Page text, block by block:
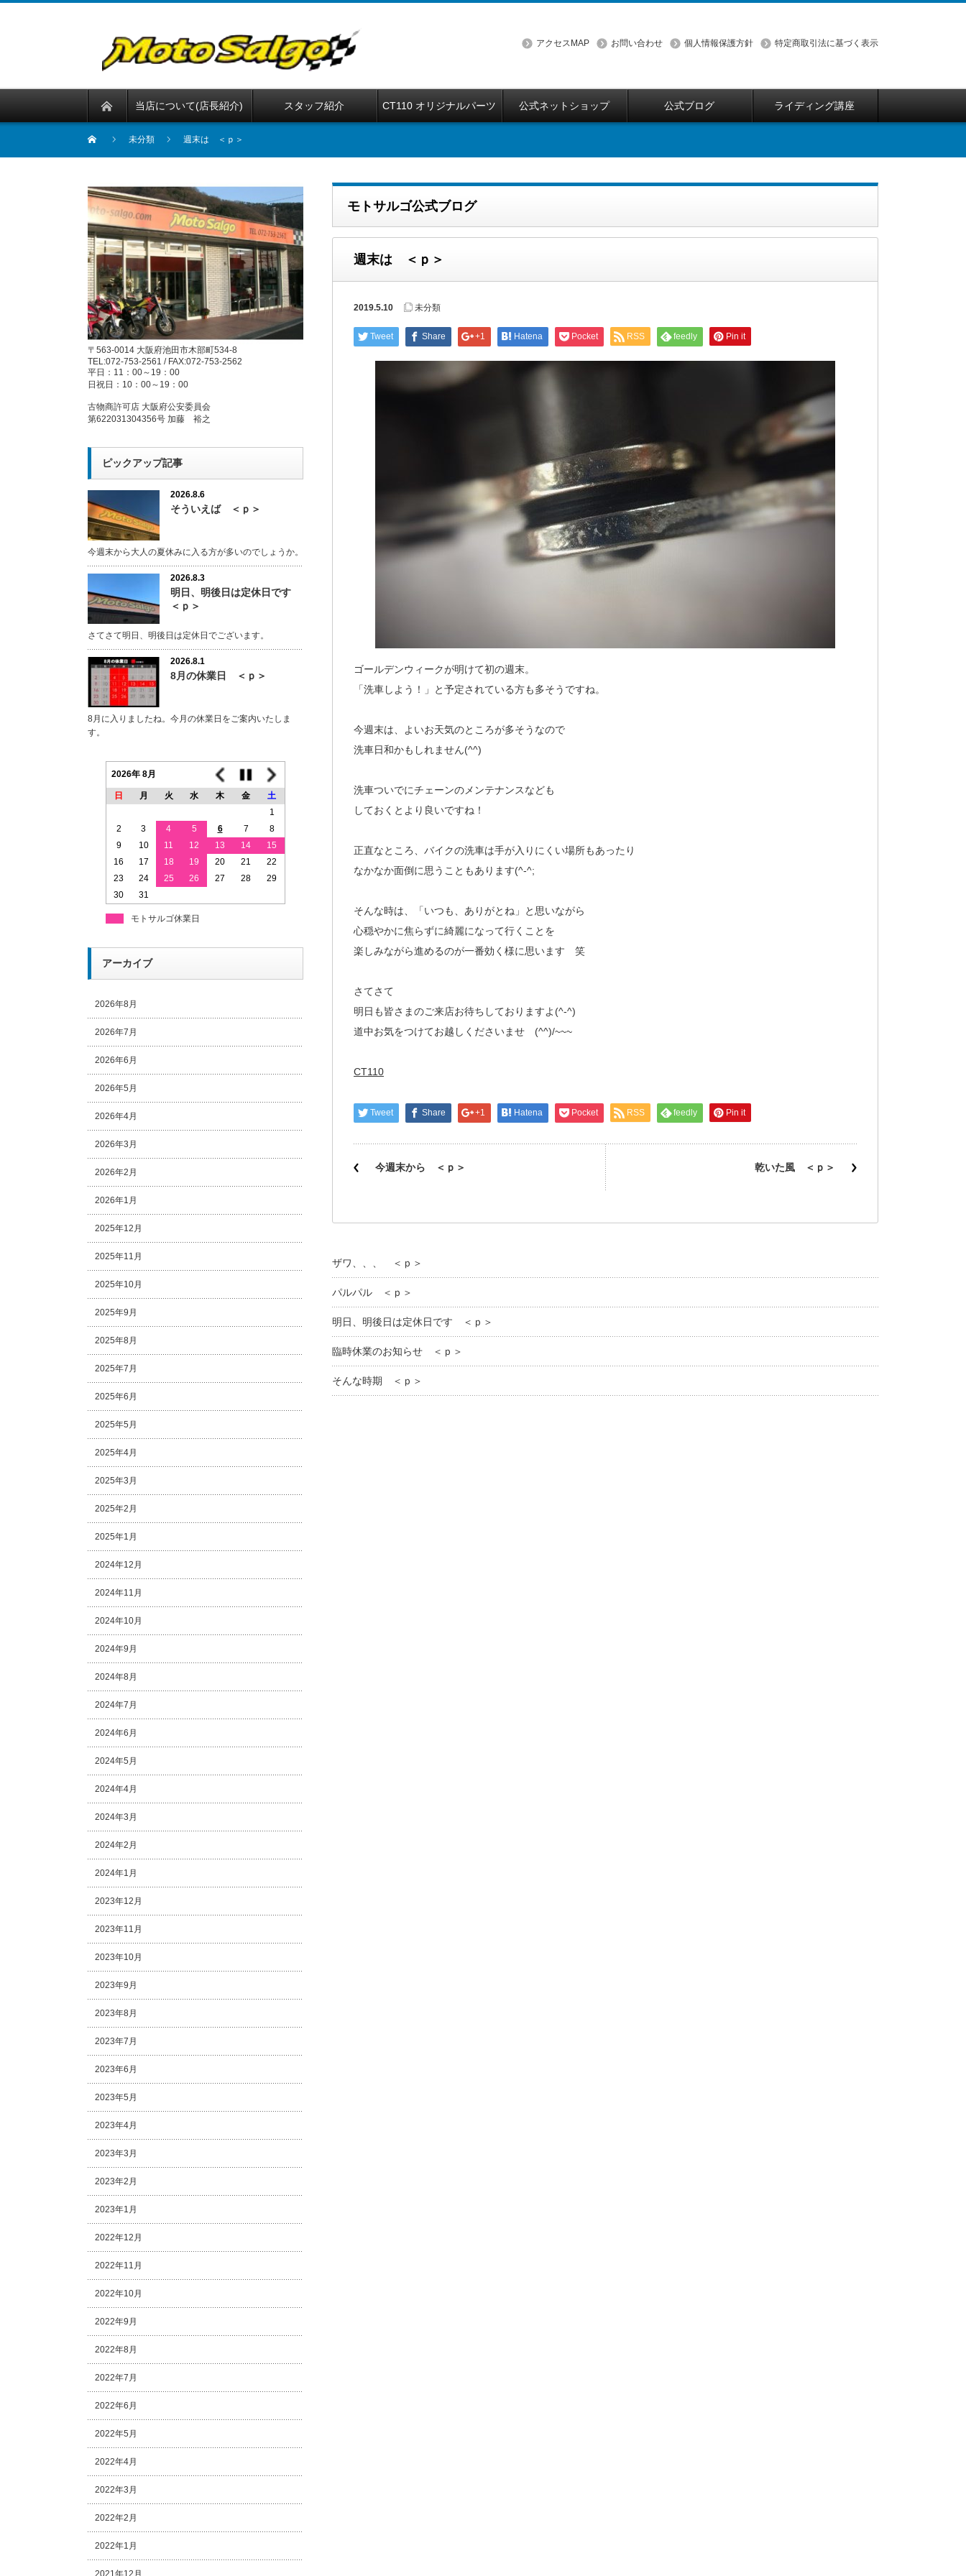
アクセスMAP お問い合わせ 個人情報保護方針 特定商取引法に基づく表示
当店について(店長紹介) スタッフ紹介 CT110 オリジナルパーツ 公式ネットショップ 公式ブログ ライディング講座
未分類 週末は ＜ｐ＞
モトサルゴ公式ブログ
週末は ＜ｐ＞
2019.5.10 未分類
Tweet Share +1 Hatena Pocket RSS feedly Pin it
ゴールデンウィークが明けて初の週末。
「洗車しよう！」と予定されている方も多そうですね。
今週末は、よいお天気のところが多そうなので
洗車日和かもしれません(^^)
洗車ついでにチェーンのメンテナンスなども
しておくとより良いですね！
正直なところ、バイクの洗車は手が入りにくい場所もあったり
なかなか面倒に思うこともあります(^-^;
そんな時は、「いつも、ありがとね」と思いながら
心穏やかに焦らずに綺麗になって行くことを
楽しみながら進めるのが一番効く様に思います 笑
さてさて
明日も皆さまのご来店お待ちしておりますよ(^-^)
道中お気をつけてお越しくださいませ (^^)/~~~
CT110
Tweet Share +1 Hatena Pocket RSS feedly Pin it
今週末から ＜ｐ＞ 乾いた風 ＜ｐ＞
ザワ、、、 ＜ｐ＞
パルパル ＜ｐ＞
明日、明後日は定休日です ＜ｐ＞
臨時休業のお知らせ ＜ｐ＞
そんな時期 ＜ｐ＞
〒563-0014 大阪府池田市木部町534-8
TEL:072-753-2561 / FAX:072-753-2562
平日：11：00～19：00
日祝日：10：00～19：00
古物商許可店 大阪府公安委員会
第622031304356号 加藤 裕之
ピックアップ記事
2026.8.6
そういえば ＜ｐ＞
今週末から大人の夏休みに入る方が多いのでしょうか。
2026.8.3
明日、明後日は定休日です
＜ｐ＞
さてさて明日、明後日は定休日でございます。
2026.8.1
8月の休業日 ＜ｐ＞
8月に入りましたね。今月の休業日をご案内いたしま
す。
2026年 8月
日 月 火 水 木 金
土
1
2
3 4 5 6 7
8
9
10 11 12 13 14
15
16
17 18 19 20 21
22
23
24 25 26 27 28
29
30
31
モトサルゴ休業日
アーカイブ
2026年8月
2026年7月
2026年6月
2026年5月
2026年4月
2026年3月
2026年2月
2026年1月
2025年12月
2025年11月
2025年10月
2025年9月
2025年8月
2025年7月
2025年6月
2025年5月
2025年4月
2025年3月
2025年2月
2025年1月
2024年12月
2024年11月
2024年10月
2024年9月
2024年8月
2024年7月
2024年6月
2024年5月
2024年4月
2024年3月
2024年2月
2024年1月
2023年12月
2023年11月
2023年10月
2023年9月
2023年8月
2023年7月
2023年6月
2023年5月
2023年4月
2023年3月
2023年2月
2023年1月
2022年12月
2022年11月
2022年10月
2022年9月
2022年8月
2022年7月
2022年6月
2022年5月
2022年4月
2022年3月
2022年2月
2022年1月
2021年12月